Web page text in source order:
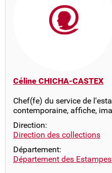
Céline CHICHA-CASTEX
Chef(fe) du service de
contemporaine, affiche,
Direction:
Direction des collections
Département:
Département des